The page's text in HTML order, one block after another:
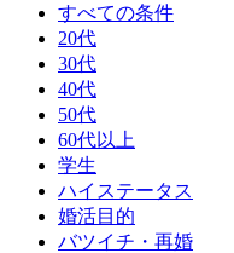
すべての条件
20代
30代
40代
50代
60代以上
学生
ハイステータス
婚活目的
バツイチ・再婚